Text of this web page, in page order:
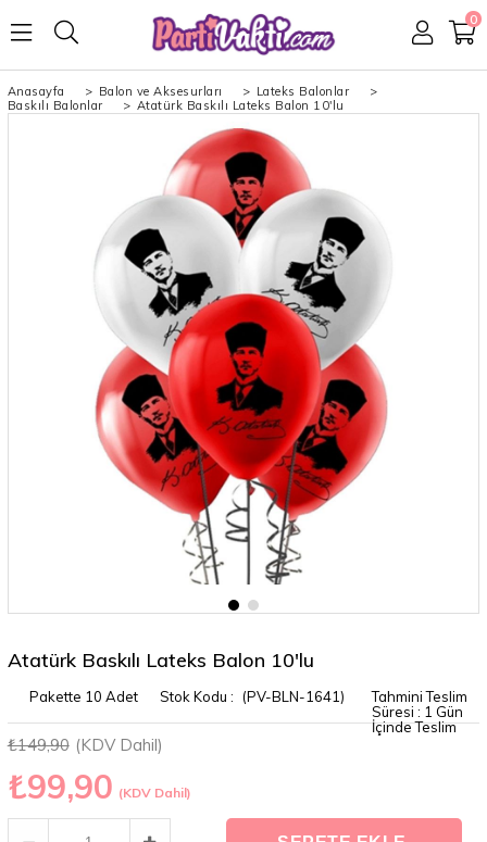
0
Anasayfa > Balon ve Aksesurları > Lateks Balonlar
>
Baskılı Balonlar
> Atatürk Baskılı Lateks Balon 10'lu
Atatürk Baskılı Lateks Balon 10'lu
(PV-BLN-1641)
₺149,90 (KDV Dahil)
₺99,90 (KDV Dahil)
Tahmini Teslim
Süresi : 1 Gün
İçinde Teslim
Pakette 10 Adet